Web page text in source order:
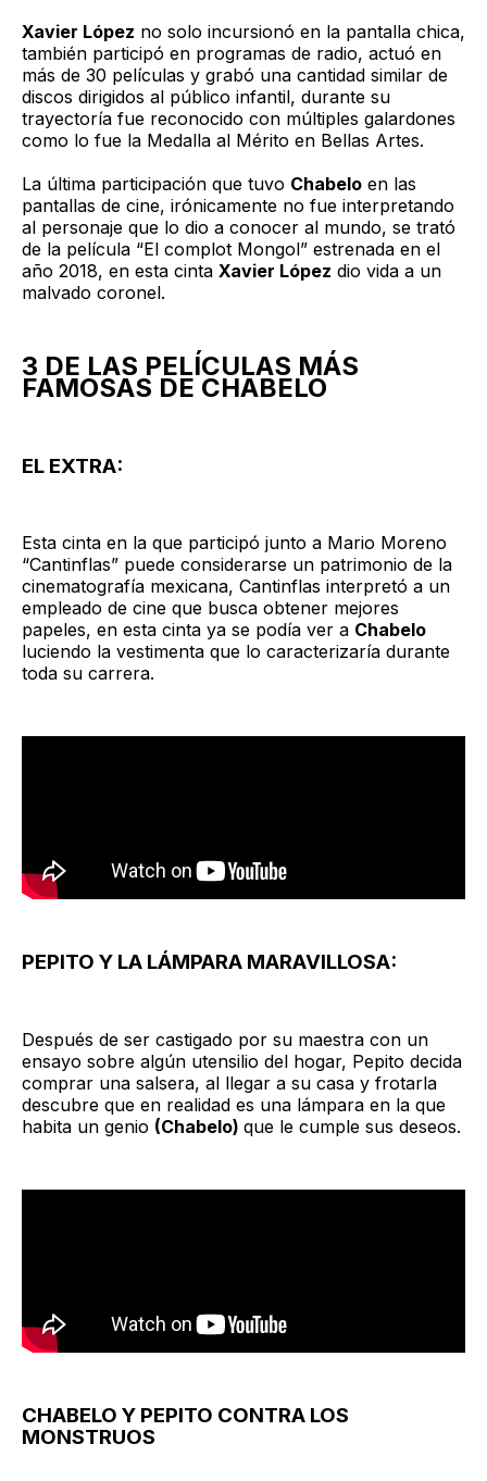
Xavier López no solo incursionó en la pantalla chica,
también participó en programas de radio, actuó en
más de 30 películas y grabó una cantidad similar de
discos dirigidos al público infantil, durante su
trayectoría fue reconocido con múltiples galardones
como lo fue la Medalla al Mérito en Bellas Artes.
La última participación que tuvo Chabelo en las
pantallas de cine, irónicamente no fue interpretando
al personaje que lo dio a conocer al mundo, se trató
de la película “El complot Mongol” estrenada en el
año 2018, en esta cinta Xavier López dio vida a un
malvado coronel.
3 DE LAS PELÍCULAS MÁS
FAMOSAS DE CHABELO
EL EXTRA:
Esta cinta en la que participó junto a Mario Moreno
“Cantinflas” puede considerarse un patrimonio de la
cinematografía mexicana, Cantinflas interpretó a un
empleado de cine que busca obtener mejores
papeles, en esta cinta ya se podía ver a Chabelo
luciendo la vestimenta que lo caracterizaría durante
toda su carrera.
PEPITO Y LA LÁMPARA MARAVILLOSA:
Después de ser castigado por su maestra con un
ensayo sobre algún utensilio del hogar, Pepito decida
comprar una salsera, al llegar a su casa y frotarla
descubre que en realidad es una lámpara en la que
habita un genio (Chabelo) que le cumple sus deseos.
CHABELO Y PEPITO CONTRA LOS
MONSTRUOS